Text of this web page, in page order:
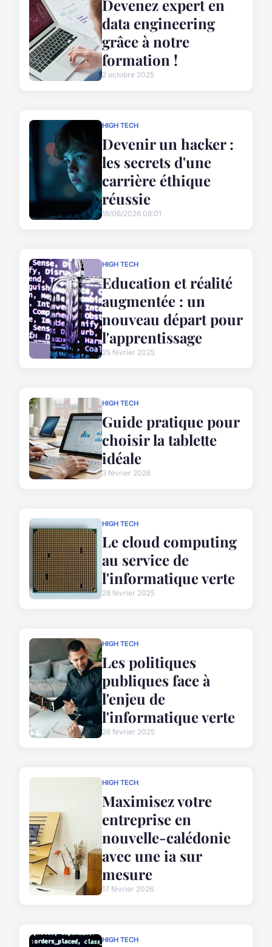
Devenez expert en
data engineering
grâce à notre
formation !
2 octobre 2025
HIGH TECH
Devenir un hacker :
les secrets d'une
carrière éthique
réussie
16/06/2026 08:01
HIGH TECH
Education et réalité
augmentée : un
nouveau départ pour
l'apprentissage
25 février 2025
HIGH TECH
Guide pratique pour
choisir la tablette
idéale
3 février 2026
HIGH TECH
Le cloud computing
au service de
l'informatique verte
28 février 2025
HIGH TECH
Les politiques
publiques face à
l'enjeu de
l'informatique verte
26 février 2025
HIGH TECH
Maximisez votre
entreprise en
nouvelle-calédonie
avec une ia sur
mesure
17 février 2026
HIGH TECH